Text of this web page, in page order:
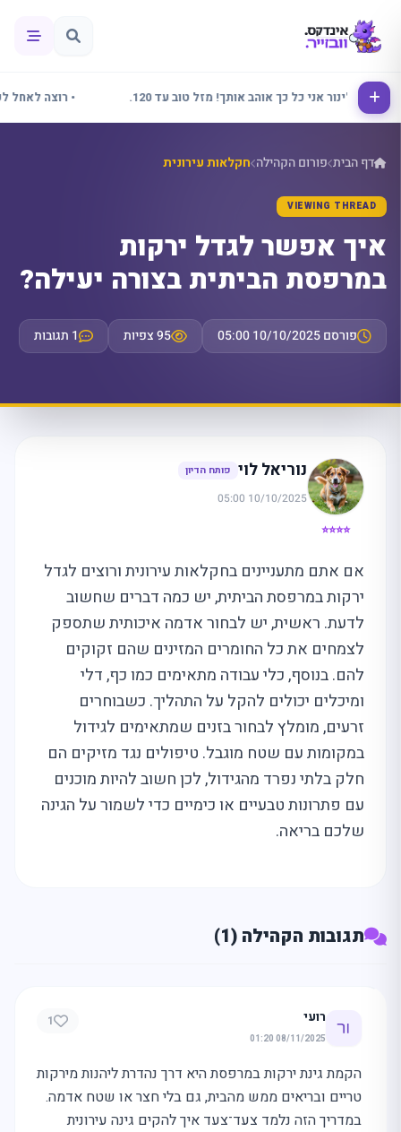
• אלינור אני כל כך אוהב אותך! מזל טוב עד 120. • רוצה לאחל
דף הבית פורום הקהילה חקלאות עירונית
VIEWING THREAD
איך אפשר לגדל ירקות
במרפסת הביתית בצורה יעילה?
פורסם 10/10/2025 05:00 95 צפיות 1 תגובות
⭐⭐⭐⭐
נוריאל לוי פותח הדיון
10/10/2025 05:00
אם אתם מתעניינים בחקלאות עירונית ורוצים לגדל
ירקות במרפסת הביתית, יש כמה דברים שחשוב
לדעת. ראשית, יש לבחור אדמה איכותית שתספק
לצמחים את כל החומרים המזינים שהם זקוקים
להם. בנוסף, כלי עבודה מתאימים כמו כף, דלי
ומיכלים יכולים להקל על התהליך. כשבוחרים
זרעים, מומלץ לבחור בזנים שמתאימים לגידול
במקומות עם שטח מוגבל. טיפולים נגד מזיקים הם
חלק בלתי נפרד מהגידול, לכן חשוב להיות מוכנים
עם פתרונות טבעיים או כימיים כדי לשמור על הגינה
שלכם בריאה.
תגובות הקהילה (1)
רועי
08/11/2025 01:20
1
הקמת גינת ירקות במרפסת היא דרך נהדרת ליהנות מירקות
טריים ובריאים ממש מהבית, גם בלי חצר או שטח אדמה.
במדריך הזה נלמד צעד־צעד איך להקים גינה עירונית